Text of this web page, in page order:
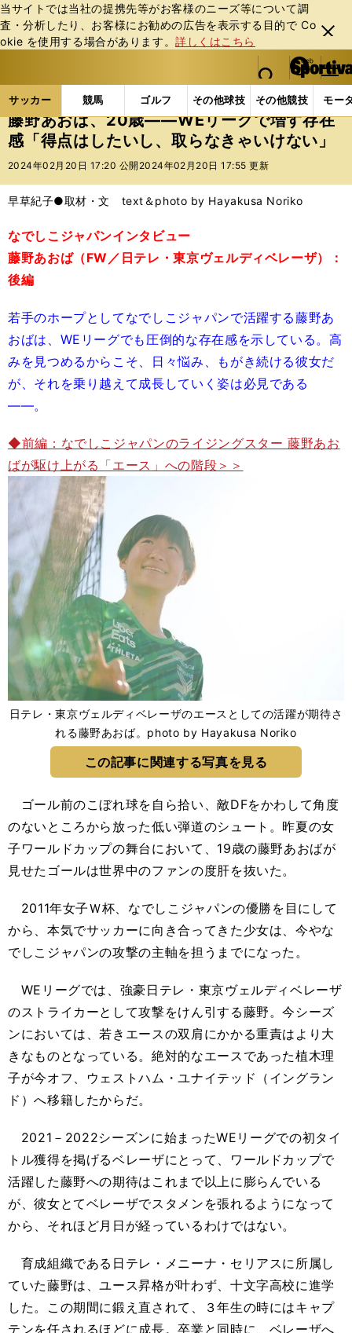
当サイトでは当社の提携先等がお客様のニーズ等について調
査・分析したり、お客様にお勧めの広告を表⽰する⽬的で Co
okie を使⽤する場合があります。詳しくはこちら
閉じ
る
web Sportiva (webスポルティーバ)
検索
マイペ
ー
ジ
メニュ
サッカー 競馬 ゴルフ その他球技 その他競技 モー
ス
ポ
ル
バ
サッカーの記事一覧 サッカー代表 なでしこジャパ
藤野あおば、20歳――WEリーグで増す存在
感「得点はしたいし、取らなきゃいけない」
2024年02月20日 17:20 公開 2024年02月20日 17:55 更新
早草紀子●取材・文 text＆photo by Hayakusa Noriko
なでしこジャパンインタビュー
藤野あおば（FW／日テレ・東京ヴェルディベレーザ）：
後編
若手のホープとしてなでしこジャパンで活躍する藤野あ
おばは、WEリーグでも圧倒的な存在感を示している。高
みを見つめるからこそ、日々悩み、もがき続ける彼女だ
が、それを乗り越えて成長していく姿は必見である
――。
◆前編：なでしこジャパンのライジングスター 藤野あお
ばが駆け上がる「エース」への階段＞＞
日テレ・東京ヴェルディベレーザのエースとしての活躍が期待さ
れる藤野あおば。photo by Hayakusa Noriko
この記事に関連する写真を見る
ゴール前のこぼれ球を自ら拾い、敵DFをかわして角度
のないところから放った低い弾道のシュート。昨夏の女
子ワールドカップの舞台において、19歳の藤野あおばが
見せたゴールは世界中のファンの度肝を抜いた。
2011年女子Ｗ杯、なでしこジャパンの優勝を目にして
から、本気でサッカーに向き合ってきた少女は、今やな
でしこジャパンの攻撃の主軸を担うまでになった。
WEリーグでは、強豪日テレ・東京ヴェルディベレーザ
のストライカーとして攻撃をけん引する藤野。今シーズ
ンにおいては、若きエースの双肩にかかる重責はより大
きなものとなっている。絶対的なエースであった植木理
子が今オフ、ウェストハム・ユナイテッド（イングラン
ド）へ移籍したからだ。
2021－2022シーズンに始まったWEリーグでの初タイ
トル獲得を掲げるベレーザにとって、ワールドカップで
活躍した藤野への期待はこれまで以上に膨らんでいる
が、彼女とてベレーザでスタメンを張れるようになって
から、それほど月日が経っているわけではない。
育成組織である日テレ・メニーナ・セリアスに所属し
ていた藤野は、ユース昇格が叶わず、十文字高校に進学
した。この期間に鍛え直されて、３年生の時にはキャプ
テンを任されるほどに成長。卒業と同時に、ベレーザへ